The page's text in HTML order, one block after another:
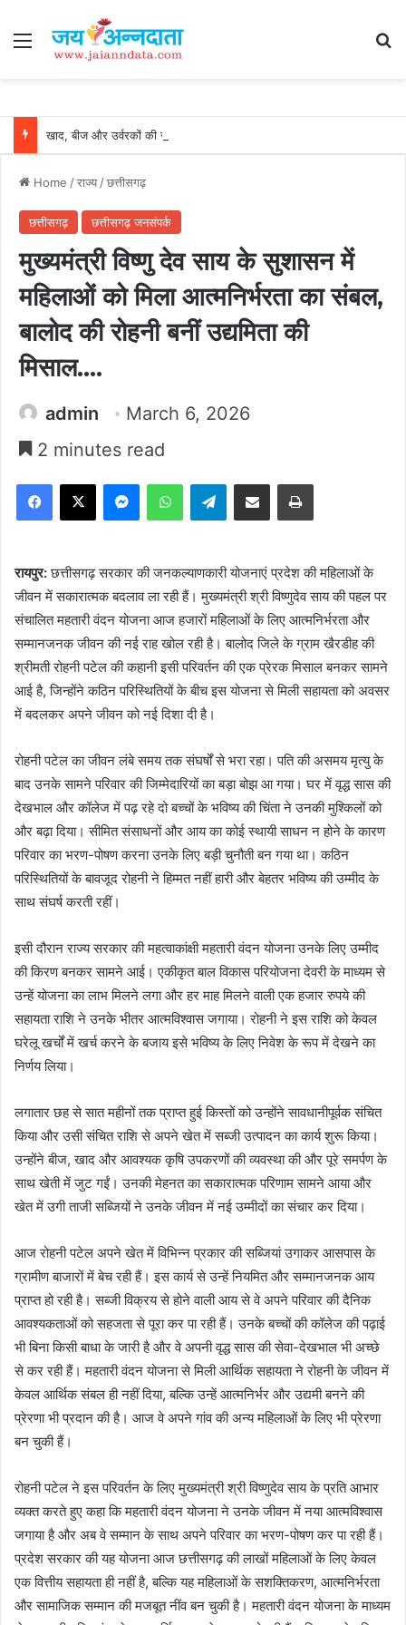
Menu
Home /राज्य/छत्तीसगढ़
छत्तीसगढ़ छत्तीसगढ़ जनसंपर्क
मुख्यमंत्री विष्णु देव साय के सुशासन में
महिलाओं को मिला आत्मनिर्भरता का संबल,
बालोद की रोहनी बनीं उद्यमिता की
मिसाल….
admin
March 6, 2026
2 minutes read
Facebook
X MessengerWhatsAppTelegramShare via Email Print
रायपुर:छत्तीसगढ़ सरकार की जनकल्याणकारी योजनाएं प्रदेश की महिलाओं के
जीवन में सकारात्मक बदलाव ला रही हैं। मुख्यमंत्री श्री विष्णुदेव साय की पहल पर
संचालित महतारी वंदन योजना आज हजारों महिलाओं के लिए आत्मनिर्भरता और
सम्मानजनक जीवन की नई राह खोल रही है। बालोद जिले के ग्राम खैरडीह की
श्रीमती रोहनी पटेल की कहानी इसी परिवर्तन की एक प्रेरक मिसाल बनकर सामने
आई है, जिन्होंने कठिन परिस्थितियों के बीच इस योजना से मिली सहायता को अवसर
में बदलकर अपने जीवन को नई दिशा दी है।
रोहनी पटेल का जीवन लंबे समय तक संघर्षों से भरा रहा। पति की असमय मृत्यु के
बाद उनके सामने परिवार की जिम्मेदारियों का बड़ा बोझ आ गया। घर में वृद्ध सास की
देखभाल और कॉलेज में पढ़ रहे दो बच्चों के भविष्य की चिंता ने उनकी मुश्किलों को
और बढ़ा दिया। सीमित संसाधनों और आय का कोई स्थायी साधन न होने के कारण
परिवार का भरण-पोषण करना उनके लिए बड़ी चुनौती बन गया था। कठिन
परिस्थितियों के बावजूद रोहनी ने हिम्मत नहीं हारी और बेहतर भविष्य की उम्मीद के
साथ संघर्ष करती रहीं।
इसी दौरान राज्य सरकार की महत्वाकांक्षी महतारी वंदन योजना उनके लिए उम्मीद
की किरण बनकर सामने आई। एकीकृत बाल विकास परियोजना देवरी के माध्यम से
उन्हें योजना का लाभ मिलने लगा और हर माह मिलने वाली एक हजार रुपये की
सहायता राशि ने उनके भीतर आत्मविश्वास जगाया। रोहनी ने इस राशि को केवल
घरेलू खर्चों में खर्च करने के बजाय इसे भविष्य के लिए निवेश के रूप में देखने का
निर्णय लिया।
लगातार छह से सात महीनों तक प्राप्त हुई किस्तों को उन्होंने सावधानीपूर्वक संचित
किया और उसी संचित राशि से अपने खेत में सब्जी उत्पादन का कार्य शुरू किया।
उन्होंने बीज, खाद और आवश्यक कृषि उपकरणों की व्यवस्था की और पूरे समर्पण के
साथ खेती में जुट गईं। उनकी मेहनत का सकारात्मक परिणाम सामने आया और
खेत में उगी ताजी सब्जियों ने उनके जीवन में नई उम्मीदों का संचार कर दिया।
आज रोहनी पटेल अपने खेत में विभिन्न प्रकार की सब्जियां उगाकर आसपास के
ग्रामीण बाजारों में बेच रही हैं। इस कार्य से उन्हें नियमित और सम्मानजनक आय
प्राप्त हो रही है। सब्जी विक्रय से होने वाली आय से वे अपने परिवार की दैनिक
आवश्यकताओं को सहजता से पूरा कर पा रही हैं। उनके बच्चों की कॉलेज की पढ़ाई
भी बिना किसी बाधा के जारी है और वे अपनी वृद्ध सास की सेवा-देखभाल भी अच्छे
से कर रही हैं। महतारी वंदन योजना से मिली आर्थिक सहायता ने रोहनी के जीवन में
केवल आर्थिक संबल ही नहीं दिया, बल्कि उन्हें आत्मनिर्भर और उद्यमी बनने की
प्रेरणा भी प्रदान की है। आज वे अपने गांव की अन्य महिलाओं के लिए भी प्रेरणा
बन चुकी हैं।
रोहनी पटेल ने इस परिवर्तन के लिए मुख्यमंत्री श्री विष्णुदेव साय के प्रति आभार
व्यक्त करते हुए कहा कि महतारी वंदन योजना ने उनके जीवन में नया आत्मविश्वास
जगाया है और अब वे सम्मान के साथ अपने परिवार का भरण-पोषण कर पा रही हैं।
प्रदेश सरकार की यह योजना आज छत्तीसगढ़ की लाखों महिलाओं के लिए केवल
एक वित्तीय सहायता ही नहीं है, बल्कि यह महिलाओं के सशक्तिकरण, आत्मनिर्भरता
और सामाजिक सम्मान की मजबूत नींव बन चुकी है। महतारी वंदन योजना के माध्यम